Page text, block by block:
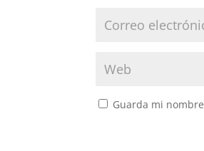
Guarda mi